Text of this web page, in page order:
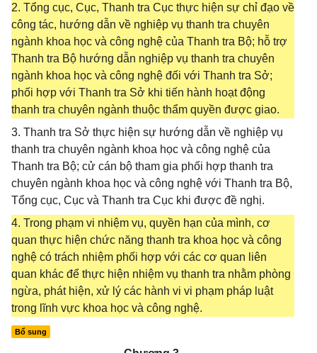
2. Tổng cục, Cục, Thanh tra Cục thực hiện sự chỉ đạo về
công tác, hướng dẫn về nghiệp vụ thanh tra chuyên
ngành khoa học và công nghệ của Thanh tra Bộ; hỗ trợ
Thanh tra Bộ hướng dẫn nghiệp vụ thanh tra chuyên
ngành khoa học và công nghệ đối với Thanh tra Sở;
phối hợp với Thanh tra Sở khi tiến hành hoạt động
thanh tra chuyên ngành thuộc thẩm quyền được giao.
3. Thanh tra Sở thực hiện sự hướng dẫn về nghiệp vụ
thanh tra chuyên ngành khoa học và công nghệ của
Thanh tra Bộ; cử cán bộ tham gia phối hợp thanh tra
chuyên ngành khoa học và công nghệ với Thanh tra Bộ,
Tổng cục, Cục và Thanh tra Cục khi được đề nghị.
4. Trong phạm vi nhiệm vụ, quyền hạn của mình, cơ
quan thực hiện chức năng thanh tra khoa học và công
nghệ có trách nhiệm phối hợp với các cơ quan liên
quan khác để thực hiện nhiệm vụ thanh tra nhằm phòng
ngừa, phát hiện, xử lý các hành vi vi phạm pháp luật
trong lĩnh vực khoa học và công nghệ.
Bổ sung